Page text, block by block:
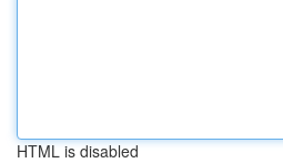
HTML is disabled